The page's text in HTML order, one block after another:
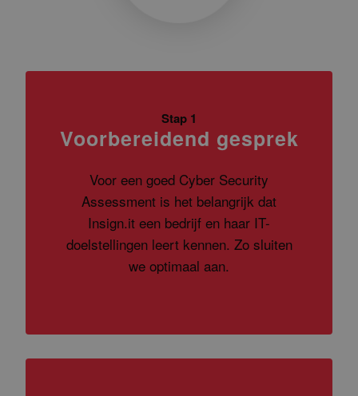
Stap 1
Voorbereidend gesprek
Voor een goed Cyber Security
Assessment is het belangrijk dat
Insign.it een bedrijf en haar IT-
doelstellingen leert kennen. Zo sluiten
we optimaal aan.